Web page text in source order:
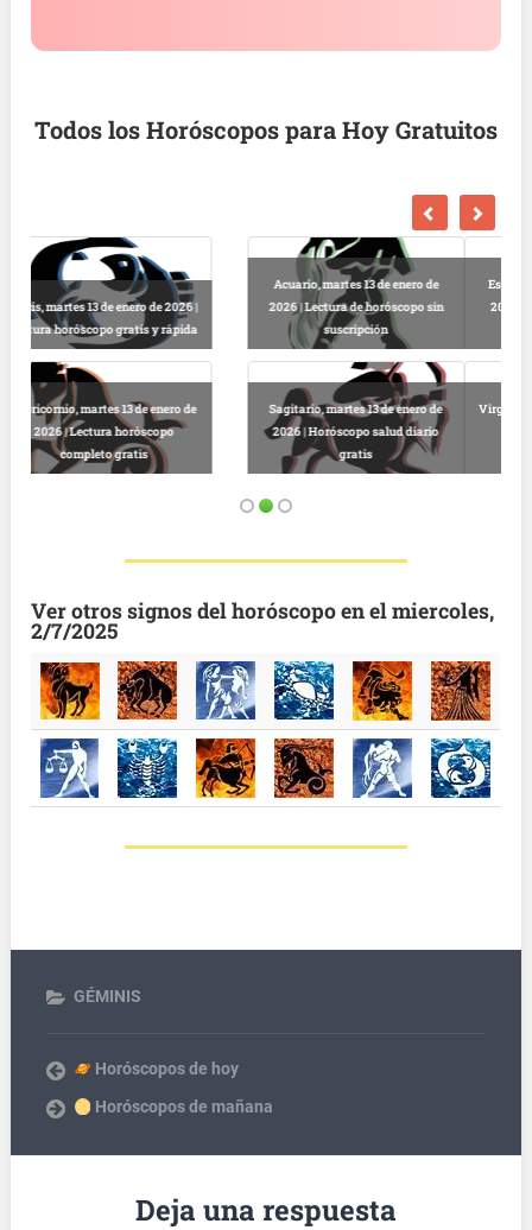
Todos los Horóscopos para Hoy Gratuitos
Escorpio, martes 13 de enero de
2026 | Horóscopo gratis hoy y
completo
Libra, martes 13 de enero de 2026 |
Lectura horóscopo online
Virgo, martes 13 de enero de 2026 |
Predicciones astrológicas
gratuitas hoy
Leo, martes 13 de enero de 2026 |
Horóscopo completo y gratuito
Ver otros signos del horóscopo en el miercoles,
2/7/2025
GÉMINIS
Horóscopos de hoy
Horóscopos de mañana
Deja una respuesta